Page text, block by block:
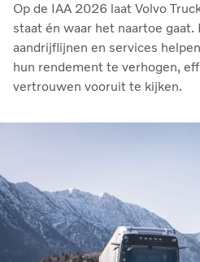
Op de IAA 2026 laat Volvo
staat én waar het naartoe
aandrijflijnen en services
hun rendement te verhogen,
vertrouwen vooruit te kijken.